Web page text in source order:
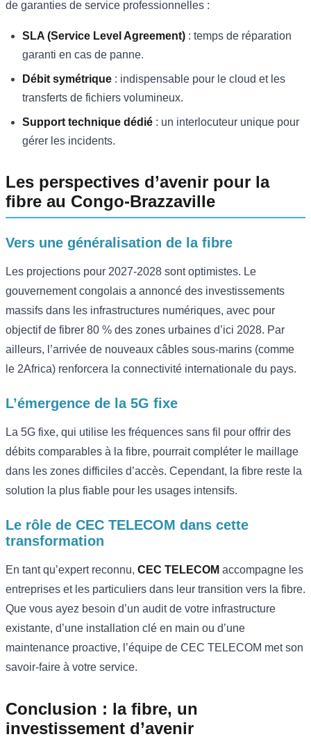
de garanties de service professionnelles :
SLA (Service Level Agreement) : temps de réparation
garanti en cas de panne.
Débit symétrique : indispensable pour le cloud et les
transferts de fichiers volumineux.
Support technique dédié : un interlocuteur unique pour
gérer les incidents.
Les perspectives d’avenir pour la
fibre au Congo-Brazzaville
Vers une généralisation de la fibre
Les projections pour 2027-2028 sont optimistes. Le
gouvernement congolais a annoncé des investissements
massifs dans les infrastructures numériques, avec pour
objectif de fibrer 80 % des zones urbaines d’ici 2028. Par
ailleurs, l’arrivée de nouveaux câbles sous-marins (comme
le 2Africa) renforcera la connectivité internationale du pays.
L’émergence de la 5G fixe
La 5G fixe, qui utilise les fréquences sans fil pour offrir des
débits comparables à la fibre, pourrait compléter le maillage
dans les zones difficiles d’accès. Cependant, la fibre reste la
solution la plus fiable pour les usages intensifs.
Le rôle de CEC TELECOM dans cette
transformation
En tant qu’expert reconnu, CEC TELECOM accompagne les
entreprises et les particuliers dans leur transition vers la fibre.
Que vous ayez besoin d’un audit de votre infrastructure
existante, d’une installation clé en main ou d’une
maintenance proactive, l’équipe de CEC TELECOM met son
savoir-faire à votre service.
Conclusion : la fibre, un
investissement d’avenir